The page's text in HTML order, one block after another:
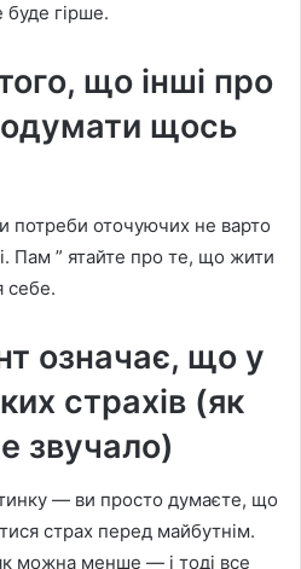
буде гірше.
що інші про
щось
потреби оточуючих не варто
Пам ” ятайте про те, що жити
себе.
означає, що у
страхів (як
звучало)
— ви просто думаєте, що
страх перед майбутнім.
можна менше — і тоді все